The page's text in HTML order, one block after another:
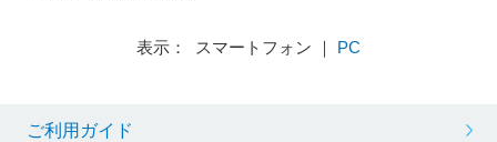
表示： スマートフォン ｜ PC
ご利用ガイド